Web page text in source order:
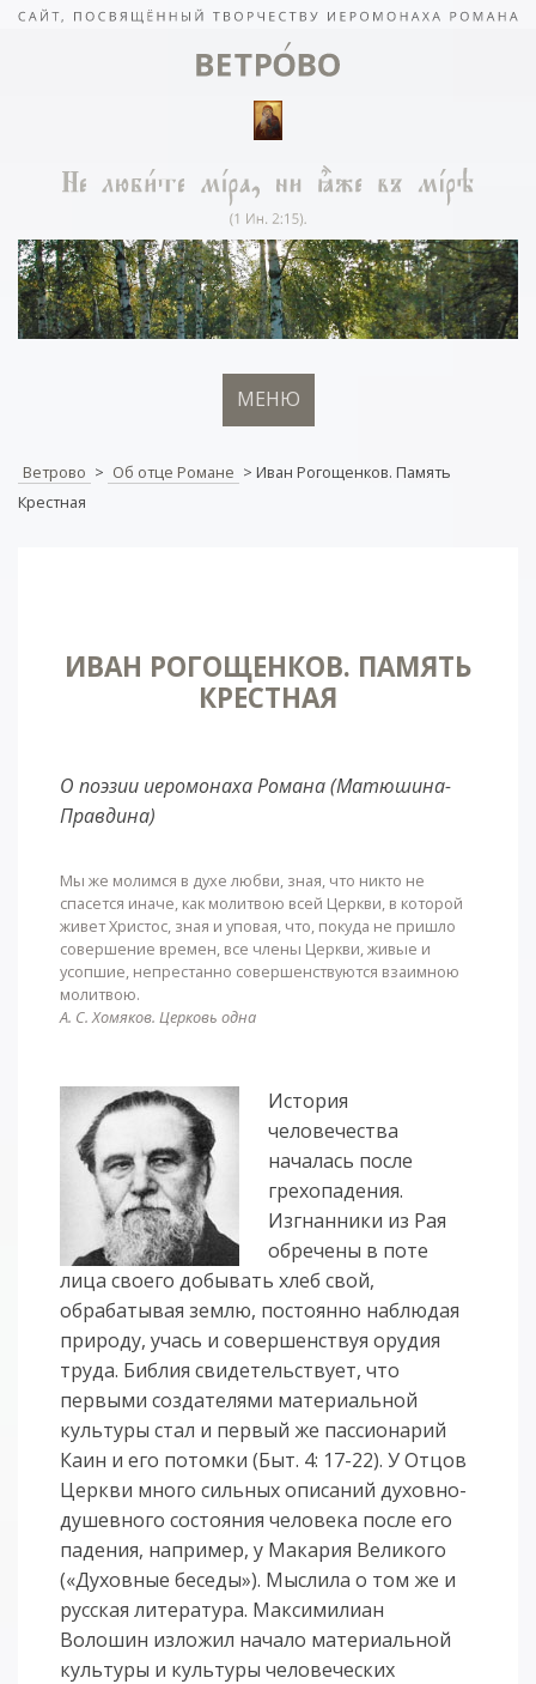
МЕНЮ
Ветрово > Об отце Романе > Иван Рогощенков. Память
Крестная
ИВАН РОГОЩЕНКОВ. ПАМЯТЬ
КРЕСТНАЯ
О поэзии иеромонаха Романа (Матюшина-
Правдина)
Мы же молимся в духе любви, зная, что никто не
спасется иначе, как молитвою всей Церкви, в которой
живет Христос, зная и уповая, что, покуда не пришло
совершение времен, все члены Церкви, живые и
усопшие, непрестанно совершенствуются взаимною
молитвою.
А. С. Хомяков. Церковь одна
История
человечества
началась после
грехопадения.
Изгнанники из Рая
обречены в поте
лица своего добывать хлеб свой,
обрабатывая землю, постоянно наблюдая
природу, учась и совершенствуя орудия
труда. Библия свидетельствует, что
первыми создателями материальной
культуры стал и первый же пассионарий
Каин и его потомки (Быт. 4: 17-22). У Отцов
Церкви много сильных описаний духовно-
душевного состояния человека после его
падения, например, у Макария Великого
(«Духовные беседы»). Мыслила о том же и
русская литература. Максимилиан
Волошин изложил начало материальной
культуры и культуры человеческих